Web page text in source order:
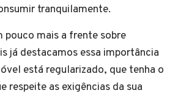
tranquilamente.
pouco mais a frente sobre
já destacamos essa importância
está regularizado, que tenha o
respeite as exigências da sua